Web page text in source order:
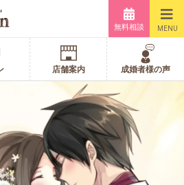
無料相談 MENU
店舗案内 成婚者様の声